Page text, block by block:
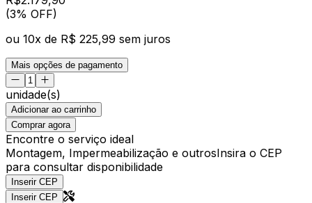
(3% OFF)
ou 10x de R$ 225,99 sem juros
Mais opções de pagamento
unidade(s)
Adicionar ao carrinho
Comprar agora
Encontre o serviço ideal
Montagem, Impermeabilização e outrosInsira o CEP
para consultar disponibilidade
Inserir CEP
Inserir CEP